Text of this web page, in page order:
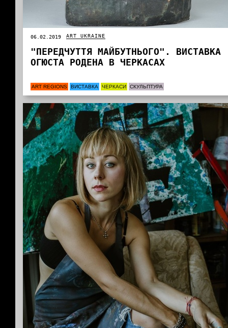
06.02.2019 ART UKRAINE
"ПЕРЕДЧУТТЯ МАЙБУТНЬОГО". ВИСТАВКА
ОГЮСТА РОДЕНА В ЧЕРКАСАХ
ART REGIONS ВИСТАВКА ЧЕРКАСИ СКУЛЬПТУРА